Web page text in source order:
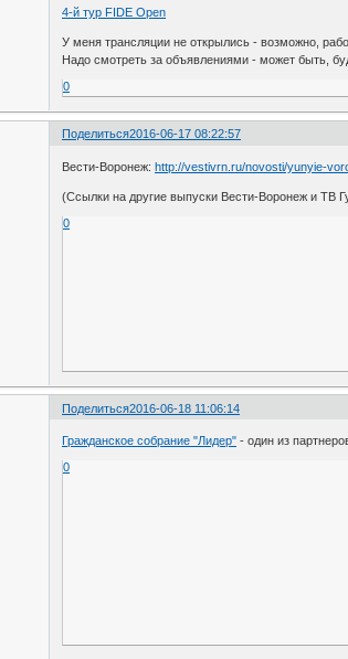
4-й тур FIDE Open
У меня трансляции не открылись - возможно,
Надо смотреть за объявлениями - может быть,
0
Поделиться2016-06-17 08:22:57
Вести-Воронеж:http://vestivrn.ru/novosti/yunyie-
(Ссылки на другие выпуски Вести-Воронеж и ТВ
0
Поделиться2016-06-18 11:06:14
Гражданское собрание "Лидер" - один из
0